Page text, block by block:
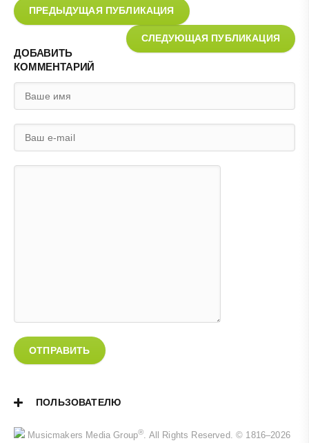
ПРЕДЫДУЩАЯ ПУБЛИКАЦИЯ
СЛЕДУЮЩАЯ ПУБЛИКАЦИЯ
ДОБАВИТЬ
КОММЕНТАРИЙ
ОТПРАВИТЬ
ПОЛЬЗОВАТЕЛЮ
Musicmakers Media Group®. All Rights Reserved. © 1816–2026